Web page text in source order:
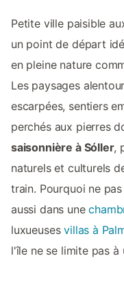
Petite ville paisible
un point de départ
en pleine nature
Les paysages
escarpées, sentiers
perchés aux pierres
saisonnière à Sóller,
naturels et culturels
train. Pourquoi ne
aussi dans une
luxueusesvillas à
l'île ne se limite pas à